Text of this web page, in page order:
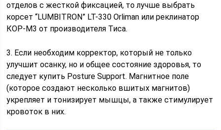
отделов с жесткой фиксацией, то лучше выбрать
корсет “LUMBITRON” LT-330 Orliman или реклинатор
КОР-М3 от производителя Тиса.
3. Если необходим корректор, который не только
улучшит осанку, но и общее состояние здоровья, то
следует купить Posture Support. Магнитное поле
(которое создают несколько вшитых магнитов)
укрепляет и тонизирует мышцы, а также стимулирует
кровоток в них.